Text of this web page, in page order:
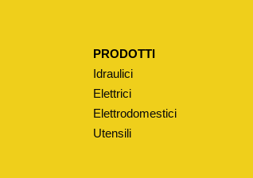
PRODOTTI
Idraulici
Elettrici
Elettrodomestici
Utensili